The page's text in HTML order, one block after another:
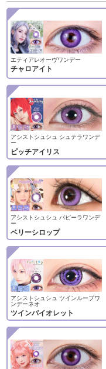
エティアレオーヴワンデー
チャロアイト
アシストシュシュ シュテラワンデ
ー
ピッチアイリス
アシストシュシュ パピーラワンデ
ー
ベリーシロップ
アシストシュシュ ツインループワ
ンデーネオ
ツインバイオレット